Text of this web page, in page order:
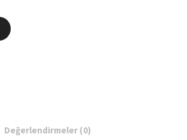
Değerlendirmeler (0)